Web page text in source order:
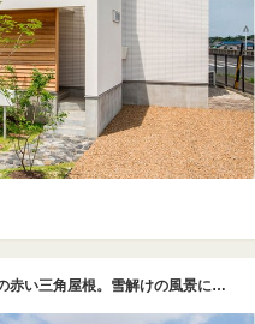
澄み渡る青空に映える、オーナー様憧れの赤い三角屋根。雪解けの風景に美しく馴染む北欧風のシルエットが、帰宅する家族を優しく温かく迎え入れます。白い外壁をベースに、玄関まわりには温かみのある木目調のアクセントとアーチ状の開口を取り入れ、シャープさの中に柔らかさをプラス。角地に建つ立地を活かし、吹き抜けの大窓をはじめとする多彩な窓配置によって、一日中室内にたっぷりの光を取り込めるよう計算し尽くされた、遊び心と機能性を併せ持つ外観デザインです。